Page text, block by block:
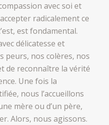
avec soi et
radicalement ce
est fondamental.
délicatesse et
peurs, nos colères, nos
de reconnaître la vérité
Une fois la
nous l’accueillons
mère ou d’un père,
Alors, nous agissons.